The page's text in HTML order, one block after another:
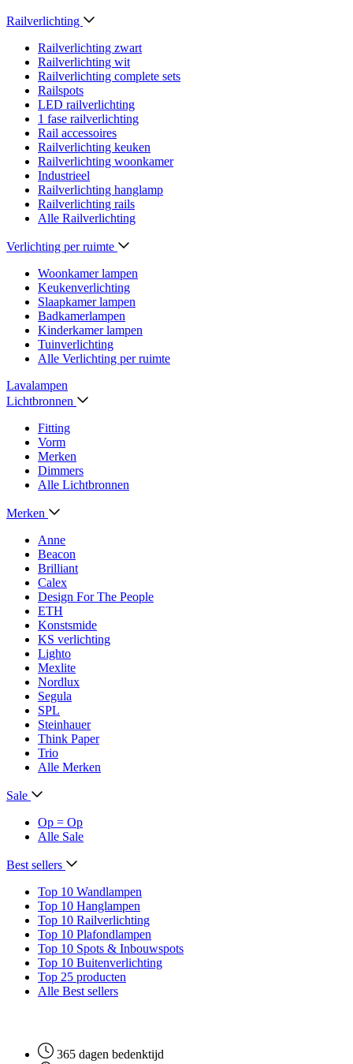
Railverlichting
Railverlichting zwart
Railverlichting wit
Railverlichting complete sets
Railspots
LED railverlichting
1 fase railverlichting
Rail accessoires
Railverlichting keuken
Railverlichting woonkamer
Industrieel
Railverlichting hanglamp
Railverlichting rails
Alle Railverlichting
Verlichting per ruimte
Woonkamer lampen
Keukenverlichting
Slaapkamer lampen
Badkamerlampen
Kinderkamer lampen
Tuinverlichting
Alle Verlichting per ruimte
Lavalampen
Lichtbronnen
Fitting
Vorm
Merken
Dimmers
Alle Lichtbronnen
Merken
Anne
Beacon
Brilliant
Calex
Design For The People
ETH
Konstsmide
KS verlichting
Lighto
Mexlite
Nordlux
Segula
SPL
Steinhauer
Think Paper
Trio
Alle Merken
Sale
Op = Op
Alle Sale
Best sellers
Top 10 Wandlampen
Top 10 Hanglampen
Top 10 Railverlichting
Top 10 Plafondlampen
Top 10 Spots & Inbouwspots
Top 10 Buitenverlichting
Top 25 producten
Alle Best sellers